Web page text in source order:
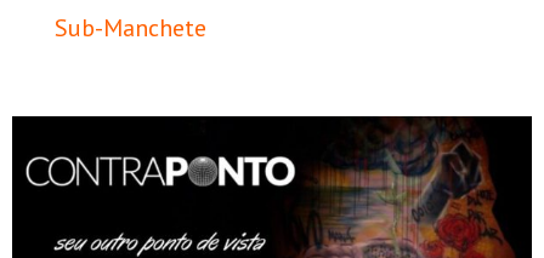
Sub-Manchete